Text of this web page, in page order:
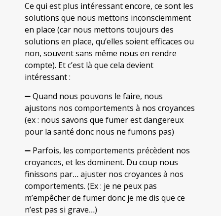
Ce qui est plus intéressant encore, ce sont les
solutions que nous mettons inconsciemment
en place (car nous mettons toujours des
solutions en place, qu’elles soient efficaces ou
non, souvent sans même nous en rendre
compte). Et c’est là que cela devient
intéressant :
➖ Quand nous pouvons le faire, nous
ajustons nos comportements à nos croyances
(ex : nous savons que fumer est dangereux
pour la santé donc nous ne fumons pas)
➖ Parfois, les comportements précèdent nos
croyances, et les dominent. Du coup nous
finissons par… ajuster nos croyances à nos
comportements. (Ex : je ne peux pas
m’empêcher de fumer donc je me dis que ce
n’est pas si grave…)